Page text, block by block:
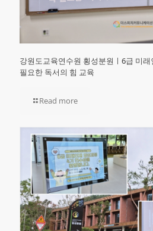
강원도교육연수원 횡성분원ㅣ6급 미
필요한 독서의 힘 교육
Read more